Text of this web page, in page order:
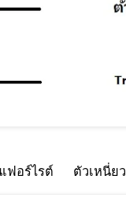
ฟอร์ไรต์ ตัวเหนี่ยว